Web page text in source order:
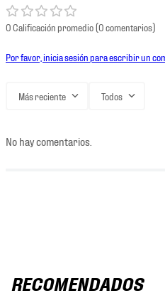
0 Calificación promedio(0 comentarios)
Por favor, inicia sesión para escribir un
Más reciente Todos
No hay comentarios.
RECOMENDADOS